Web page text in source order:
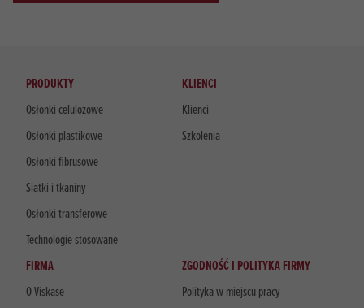
PRODUKTY
Osłonki celulozowe
Osłonki plastikowe
Osłonki fibrusowe
Siatki i tkaniny
Osłonki transferowe
Technologie stosowane
KLIENCI
Klienci
Szkolenia
FIRMA
O Viskase
ZGODNOŚĆ I POLITYKA FIRMY
Polityka w miejscu pracy